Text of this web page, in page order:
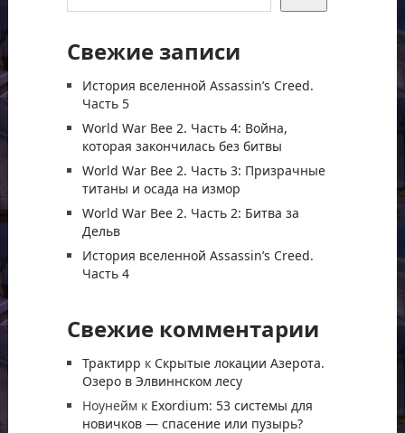
Свежие записи
История вселенной Assassin’s Creed.
Часть 5
World War Bee 2. Часть 4: Война,
которая закончилась без битвы
World War Bee 2. Часть 3: Призрачные
титаны и осада на измор
World War Bee 2. Часть 2: Битва за
Дельв
История вселенной Assassin’s Creed.
Часть 4
Свежие комментарии
Трактирр к Скрытые локации Азерота.
Озеро в Элвиннском лесу
Ноунеймк Exordium: 53 системы для
новичков — спасение или пузырь?